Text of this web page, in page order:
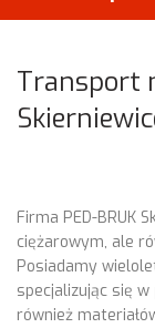
Transport
Firma PED-BRUK
ciężarowym, ale
Posiadamy
specjalizując się w
również